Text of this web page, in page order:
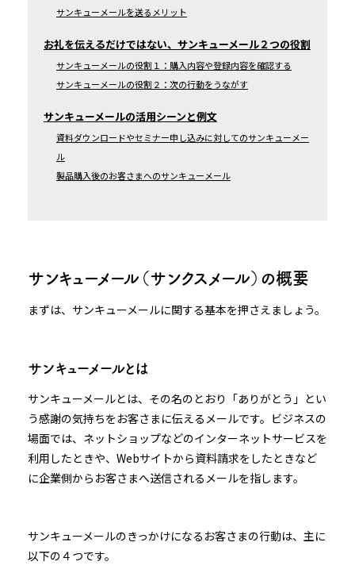
サンキューメールを送るメリット
お礼を伝えるだけではない、サンキューメール２つの役割
サンキューメールの役割１：購入内容や登録内容を確認する
サンキューメールの役割２：次の行動をうながす
サンキューメールの活用シーンと例文
資料ダウンロードやセミナー申し込みに対してのサンキューメー
ル
製品購入後のお客さまへのサンキューメール
サンキューメール（サンクスメール）の概要
まずは、サンキューメールに関する基本を押さえましょう。
サンキューメールとは
サンキューメールとは、その名のとおり「ありがとう」とい
う感謝の気持ちをお客さまに伝えるメールです。ビジネスの
場面では、ネットショップなどのインターネットサービスを
利用したときや、Webサイトから資料請求をしたときなど
に企業側からお客さまへ送信されるメールを指します。
サンキューメールのきっかけになるお客さまの行動は、主に
以下の４つです。